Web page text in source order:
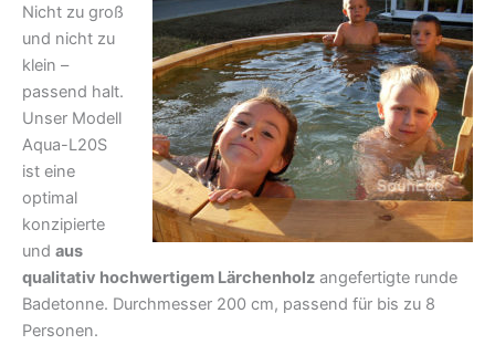
Nicht zu groß
und nicht zu
klein –
passend halt.
Unser Modell
Aqua-L20S
ist eine
optimal
konzipierte
und aus
qualitativ hochwertigem Lärchenholz angefertigte runde
Badetonne. Durchmesser 200 cm, passend für bis zu 8
Personen.